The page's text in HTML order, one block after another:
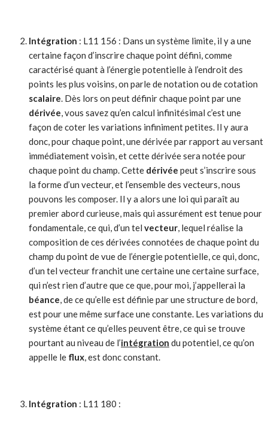
Intégration : L11 156 : Dans un système limite, il y a une
certaine façon d’inscrire chaque point défini, comme
caractérisé quant à l’énergie potentielle à l’endroit des
points les plus voisins, on parle de notation ou de cotation
scalaire. Dès lors on peut définir chaque point par une
dérivée, vous savez qu’en calcul infinitésimal c’est une
façon de coter les variations infiniment petites. Il y aura
donc, pour chaque point, une dérivée par rapport au versant
immédiatement voisin, et cette dérivée sera notée pour
chaque point du champ. Cette dérivée peut s’inscrire sous
la forme d’un vecteur, et l’ensemble des vecteurs, nous
pouvons les composer. Il y a alors une loi qui paraît au
premier abord curieuse, mais qui assurément est tenue pour
fondamentale, ce qui, d’un tel vecteur, lequel réalise la
composition de ces dérivées connotées de chaque point du
champ du point de vue de l’énergie potentielle, ce qui, donc,
d’un tel vecteur franchit une certaine une certaine surface,
qui n’est rien d’autre que ce que, pour moi, j’appellerai la
béance, de ce qu’elle est définie par une structure de bord,
est pour une même surface une constante. Les variations du
système étant ce qu’elles peuvent être, ce qui se trouve
pourtant au niveau de l’intégration du potentiel, ce qu’on
appelle le flux, est donc constant.
Intégration : L11 180 :